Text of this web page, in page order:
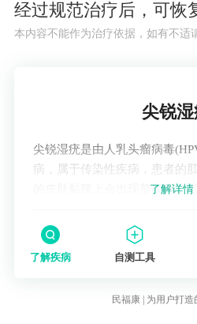
经过规范治疗后，可恢
本内容不能作为治疗依据，如有不适
尖锐
尖锐湿疣是由人乳头瘤病毒
病，属于传染性疾病，患者的
的皮肤黏膜上会出现赘生物，
了解详情
了解疾病 自测工具
民福康 | 为用户打